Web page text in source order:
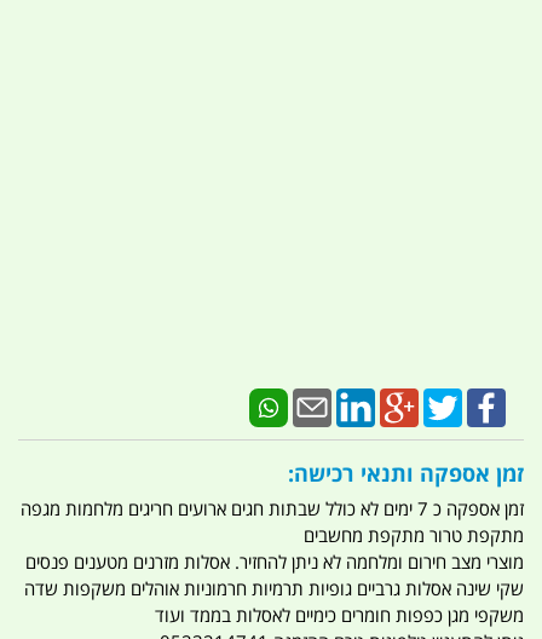
זמן אספקה ותנאי רכישה:
זמן אספקה כ 7 ימים לא כולל שבתות חגים ארועים חריגים מלחמות מגפה
מתקפת טרור מתקפת מחשבים
מוצרי מצב חירום ומלחמה לא ניתן להחזיר. אסלות מזרנים מטענים פנסים
שקי שינה אסלות גרביים גופיות תרמיות חרמוניות אוהלים משקפות שדה
משקפי מגן כפפות חומרים כימיים לאסלות בממד ועוד